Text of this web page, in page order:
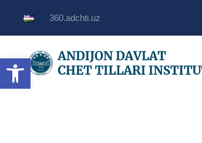
Open toolbar
360.adchti.uz